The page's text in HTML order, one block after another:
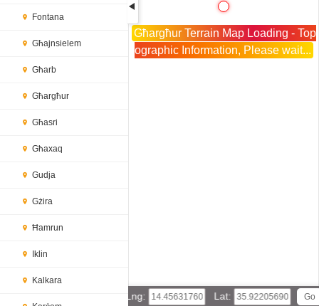
Fontana
Għajnsielem
Għarb
Għargħur
Għasri
Għaxaq
Gudja
Gżira
Ħamrun
Iklin
Kalkara
Għargħur Terrain Map Loading - Top
ographic Information, Please wait...
Lng: Lat: